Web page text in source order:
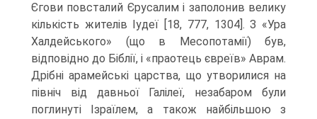
Єгови пов­сталий Єрусалим і заполонив велику
кількість жителів Іудеї [18, 777, 1304]. З «Ура
Халдейського» (що в Месопотамії) був,
відповідно до Біблії, і «праотець євреїв» Аврам.
Дрібні арамейські царства, що утворилися на
північ від давньої Галілеї, незабаром були
поглинуті Ізраїлем, а також найбільшою з